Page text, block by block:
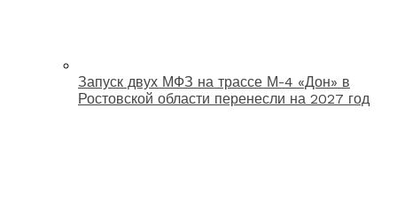
Запуск двух МФЗ на трассе М-4 «Дон» в
Ростовской области перенесли на 2027 год